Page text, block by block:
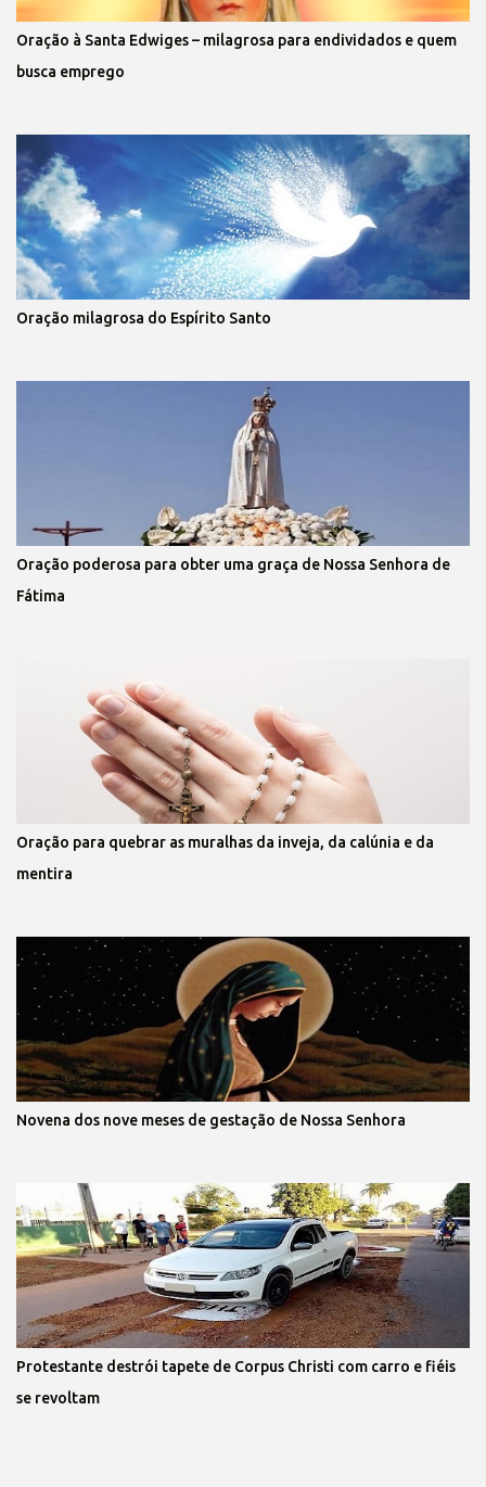
Oração à Santa Edwiges – milagrosa para endividados e quem
busca emprego
Oração milagrosa do Espírito Santo
Oração poderosa para obter uma graça de Nossa Senhora de
Fátima
Oração para quebrar as muralhas da inveja, da calúnia e da
mentira
Novena dos nove meses de gestação de Nossa Senhora
Protestante destrói tapete de Corpus Christi com carro e fiéis
se revoltam